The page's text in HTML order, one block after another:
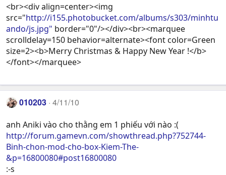
<br><div align=center><img
src="http://i155.photobucket.com/albums/s303/minhtu
ando/js.jpg" border="0"/></div><br><marquee
scrolldelay=150 behavior=alternate><font color=Green
size=2><b>Merry Christmas & Happy New Year !</b>
</font></marquee>
010203 4/11/10
anh Aniki vào cho thằng em 1 phiếu với nào :(
http://forum.gamevn.com/showthread.php?752744-
Binh-chon-mod-cho-box-Kiem-The-
&p=16800080#post16800080
:-s